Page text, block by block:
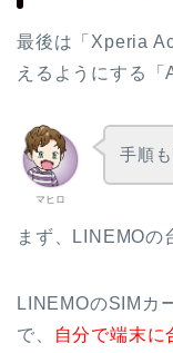
最後は「Xperia
えるようにする「
マヒロ
手順
まず、LINEMOの
LINEMOのSIMカ
で、
自分で端末に